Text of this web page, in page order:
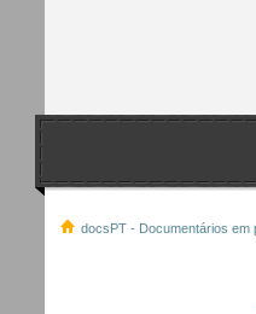
docsPT - Documentários em